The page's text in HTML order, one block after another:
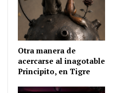
Otra manera de
acercarse al inagotable
Principito, en Tigre